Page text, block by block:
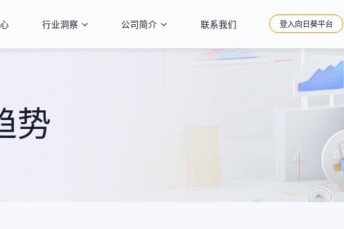
行业洞察 公司简介 联系我们 登入向日葵平台
势